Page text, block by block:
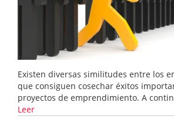
Existen diversas similitudes entre los
que consiguen cosechar éxitos
proyectos de emprendimiento. A
Leer